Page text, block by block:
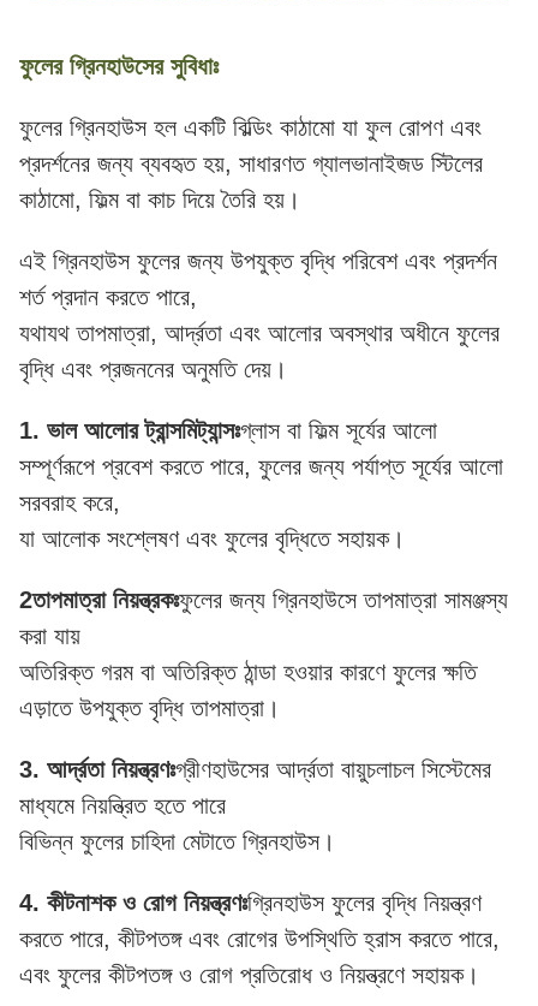
ফুলের গ্রিনহাউসের সুবিধাঃ
ফুলের গ্রিনহাউস হল একটি বিল্ডিং কাঠামো যা ফুল রোপণ এবং
প্রদর্শনের জন্য ব্যবহৃত হয়, সাধারণত গ্যালভানাইজড স্টিলের
কাঠামো, ফিল্ম বা কাচ দিয়ে তৈরি হয়।
এই গ্রিনহাউস ফুলের জন্য উপযুক্ত বৃদ্ধি পরিবেশ এবং প্রদর্শন
শর্ত প্রদান করতে পারে,
যথাযথ তাপমাত্রা, আর্দ্রতা এবং আলোর অবস্থার অধীনে ফুলের
বৃদ্ধি এবং প্রজননের অনুমতি দেয়।
1. ভাল আলোর ট্রান্সমিট্যান্সঃগ্লাস বা ফিল্ম সূর্যের আলো
সম্পূর্ণরূপে প্রবেশ করতে পারে, ফুলের জন্য পর্যাপ্ত সূর্যের আলো
সরবরাহ করে,
যা আলোক সংশ্লেষণ এবং ফুলের বৃদ্ধিতে সহায়ক।
2তাপমাত্রা নিয়ন্ত্রকঃফুলের জন্য গ্রিনহাউসে তাপমাত্রা সামঞ্জস্য
করা যায়
অতিরিক্ত গরম বা অতিরিক্ত ঠান্ডা হওয়ার কারণে ফুলের ক্ষতি
এড়াতে উপযুক্ত বৃদ্ধি তাপমাত্রা।
3. আর্দ্রতা নিয়ন্ত্রণঃগ্রীণহাউসের আর্দ্রতা বায়ুচলাচল সিস্টেমের
মাধ্যমে নিয়ন্ত্রিত হতে পারে
বিভিন্ন ফুলের চাহিদা মেটাতে গ্রিনহাউস।
4. কীটনাশক ও রোগ নিয়ন্ত্রণঃগ্রিনহাউস ফুলের বৃদ্ধি নিয়ন্ত্রণ
করতে পারে, কীটপতঙ্গ এবং রোগের উপস্থিতি হ্রাস করতে পারে,
এবং ফুলের কীটপতঙ্গ ও রোগ প্রতিরোধ ও নিয়ন্ত্রণে সহায়ক।